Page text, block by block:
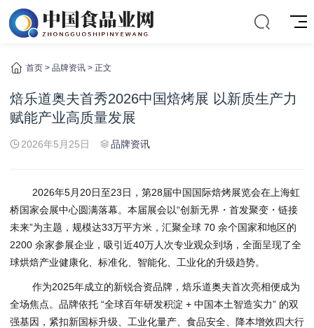
首页 > 品牌资讯 > 正文
焙乐道奥夫首秀2026中国焙烤展 以新质生产力
赋能产业高质量发展
2026年5月25日 品牌资讯
2026年5月20日至23日，第28届中国国际焙烤展览会在上海虹
桥国家会展中心圆满落幕。本届展会以“创新无界・首发聚变・链接
未来”为主题，规模达33万平方米，汇聚全球 70 余个国家和地区的
2200 余家参展企业，吸引近40万人次专业观众到场，全面呈现了全
球烘焙产业健康化、标准化、智能化、工业化的升级趋势。
作为2025年成立的新锐合资品牌，焙乐道奥夫首次亮相便成为
全场焦点。品牌依托 “全球百年研发积淀 + 中国本土智造实力” 的双
强基因，紧扣新国标升级、工业化量产、食品安全、降本增效四大行